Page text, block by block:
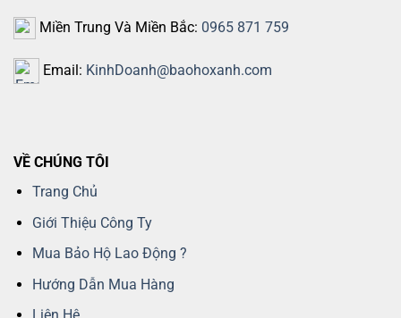
Miền Trung Và Miền Bắc: 0965 871 759
Email: KinhDoanh@baohoxanh.com
VỀ CHÚNG TÔI
Trang Chủ
Giới Thiệu Công Ty
Mua Bảo Hộ Lao Động ?
Hướng Dẫn Mua Hàng